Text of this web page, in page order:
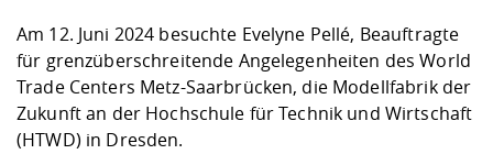
Vorbereitung
Checkliste zum
Studien- und
Studieren in
Lebenslagen
Lehren,
Weiterbilden im
Formulare und
FIS -
Prototyping und
Gründung und
Kontakt &
Gremien und
Informatik/
Landbau/
Unternehmen
Kontakt und Anfahrt
Am 12. Juni 2024 besuchte Evelyne Pellé, Beauftragte
für grenzüberschreitende Angelegenheiten des World
Trade Centers Metz-Saarbrücken, die Modellfabrik der
Zukunft an der Hochschule für Technik und Wirtschaft
(HTWD) in Dresden.